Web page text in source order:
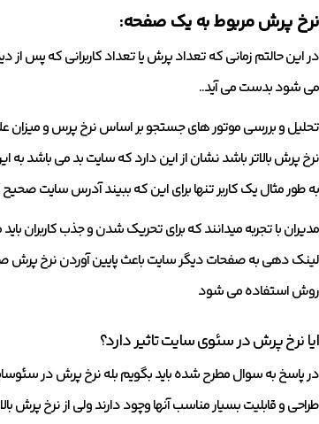
نرخ پرش مربوط به یک صفحه:
در این حالتم زمانی که تعداد پرش یا تعداد کاربرانی که
می شود بدست می آید..
تحلیل و بررسی موتور های جستجو بر اساس نرخ پرس و میزان
نرخ پرش بالاتر باشد نشان از این دارد که سایت بد می باشد
به طور مثال یک کاربر تنها برای این که ببیند آدرس سایت
مدیران با تجربه میدانند که برای تحریک شدن و جذب کاربران
لینک دهی به صفحات دیگر سایت باعث پایین آوردن نرخ
روش استفاده می شود
ایا نرخ پرش در سئوی سایت تاثیر دارد؟
در پاسخ به سوال مطرح شده باید بگویم بله نرخ پرش در
طراحی و قابلیت بسیار مناسب آنها وچود دارند ولی از نرخ پرش